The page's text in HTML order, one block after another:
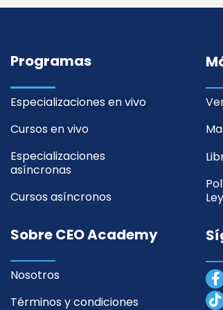
Programas
Especializaciones en vivo
Cursos en vivo
Especializaciones
asíncronas
Cursos asíncronos
Sobre CEO Academy
Nosotros
Términos y condiciones
F
a
c
T
i
k